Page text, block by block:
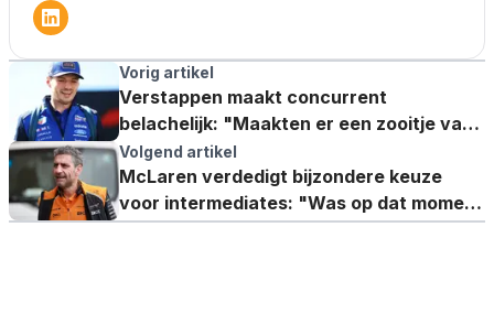
Vorig artikel
Verstappen maakt concurrent
belachelijk: "Maakten er een zooitje van,
bedankt!"
Volgend artikel
McLaren verdedigt bijzondere keuze
voor intermediates: "Was op dat moment
de juiste band"